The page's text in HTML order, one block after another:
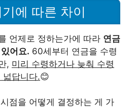
에 따른 차이
언제로 정하는가에 따라 연금
어요. 60세부터 연금을 수령
, 미리 수령하거나 늦춰 수령
넓답니다.😊
점을 어떻게 결정하는 게 가